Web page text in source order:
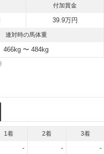
付加賞金
39.9万円
連対時の馬体重
466kg 〜 484kg
1着 2着 3着
- - -